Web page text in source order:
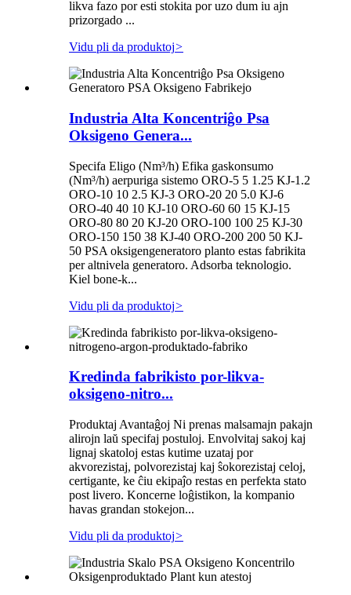
likva fazo por esti stokita por uzo dum iu ajn
prizorgado ...
Vidu pli da produktoj>
Industria Alta Koncentriĝo Psa
Oksigeno Genera...
Specifa Eligo (Nm³/h) Efika gaskonsumo
(Nm³/h) aerpuriga sistemo ORO-5 5 1.25 KJ-1.2
ORO-10 10 2.5 KJ-3 ORO-20 20 5.0 KJ-6
ORO-40 40 10 KJ-10 ORO-60 60 15 KJ-15
ORO-80 80 20 KJ-20 ORO-100 100 25 KJ-30
ORO-150 150 38 KJ-40 ORO-200 200 50 KJ-
50 PSA oksigengeneratoro planto estas fabrikita
per altnivela generatoro. Adsorba teknologio.
Kiel bone-k...
Vidu pli da produktoj>
Kredinda fabrikisto por-likva-
oksigeno-nitro...
Produktaj Avantaĝoj Ni prenas malsamajn pakajn
alirojn laŭ specifaj postuloj. Envolvitaj sakoj kaj
lignaj skatoloj estas kutime uzataj por
akvorezistaj, polvorezistaj kaj ŝokorezistaj celoj,
certigante, ke ĉiu ekipaĵo restas en perfekta stato
post livero. Koncerne loĝistikon, la kompanio
havas grandan stokejon...
Vidu pli da produktoj>